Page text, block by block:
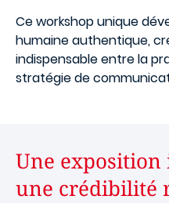
Ce workshop unique
humaine authentique,
indispensable entre la
stratégie de
Une
une crédibilité